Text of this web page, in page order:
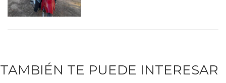
TAMBIÉN TE PUEDE INTERESAR